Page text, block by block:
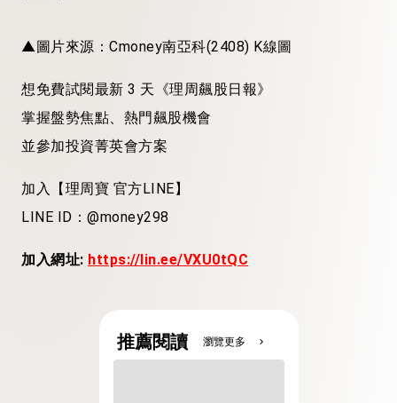
▲圖片來源：Cmoney南亞科(2408) K線圖
想免費試閱最新 3 天《理周飆股日報》
掌握盤勢焦點、熱門飆股機會
並參加投資菁英會方案
加入【理周寶 官方LINE】
LINE ID：@money298
加入網址: https://lin.ee/VXU0tQC
推薦閱讀 瀏覽更多 chevron_right